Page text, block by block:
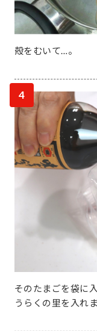
殻をむいて…。
4
そのたまごを袋に
うらくの里を入れま